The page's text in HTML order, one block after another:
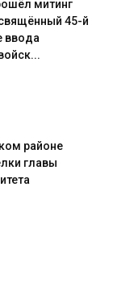
митинг
45-й
ввода
районе
главы